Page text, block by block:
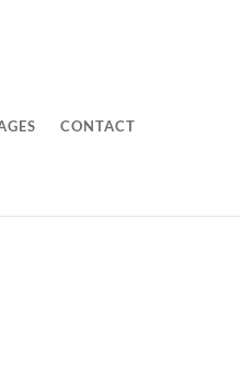
CONTACT